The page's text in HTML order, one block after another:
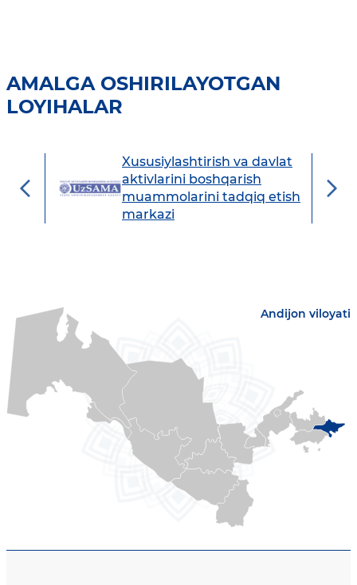
AMALGA OSHIRILAYOTGAN
LOYIHALAR
Xususiylashtirish va davlat
aktivlarini boshqarish
muammolarini tadqiq etish
markazi
Andijon viloyati